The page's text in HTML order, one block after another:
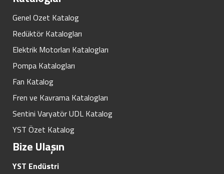
Genel Ozet Katalog
Redüktör Katalogları
Elektrik Motorları Katalogları
Pompa Katalogları
Fan Katalog
Fren ve Kavrama Katalogları
Sentini Varyatör UDL Katalog
YST Özet Katalog
Bize Ulaşın
YST Endüstri